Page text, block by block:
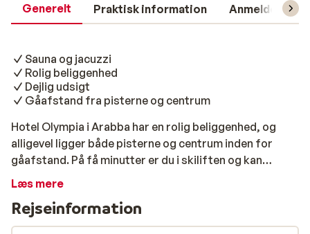
Generelt Praktisk information Anmeldelser
Sauna og jacuzzi
Rolig beliggenhed
Dejlig udsigt
Gåafstand fra pisterne og centrum
Hotel Olympia i Arabba har en rolig beliggenhed, og
alligevel ligger både pisterne og centrum inden for
gåafstand. På få minutter er du i skiliften og kan
begynde en sporty dag på pisterne. Værelserne er
pause i saunaen og jacuzzien for at slappe lidt af. Du
kan også forkæle dig selv og book en afslappende
Læs mere
Rejseinformation